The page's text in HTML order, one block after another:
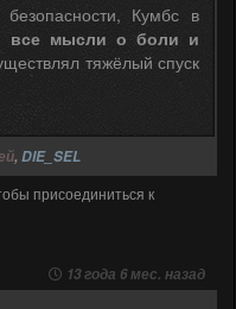
Кумбс в
все мысли о боли и
тяжёлый спуск
, DIE_SEL
присоединиться к
13 года 6 мес. назад